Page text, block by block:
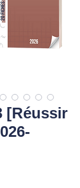
[Réussir